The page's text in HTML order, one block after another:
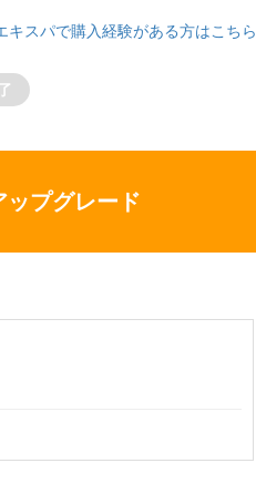
キスパで購入経験がある方はこちら
プグレード